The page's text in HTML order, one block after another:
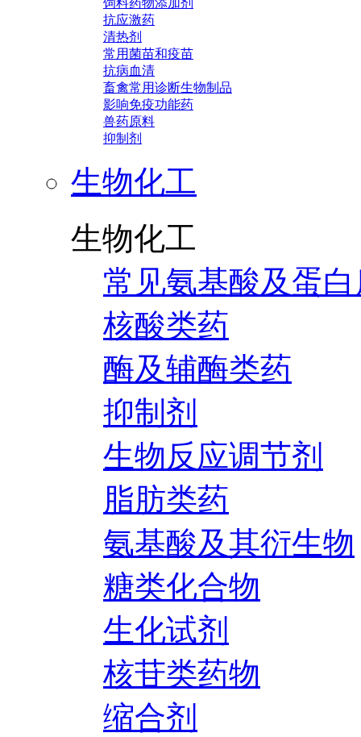
饲料药物添加剂
抗应激药
清热剂
常用菌苗和疫苗
抗病血清
畜禽常用诊断生物制品
影响免疫功能药
兽药原料
抑制剂
生物化工
生物化工
常见氨基酸及蛋
核酸类药
酶及辅酶类药
抑制剂
生物反应调节剂
脂肪类药
氨基酸及其衍生物
糖类化合物
生化试剂
核苷类药物
缩合剂